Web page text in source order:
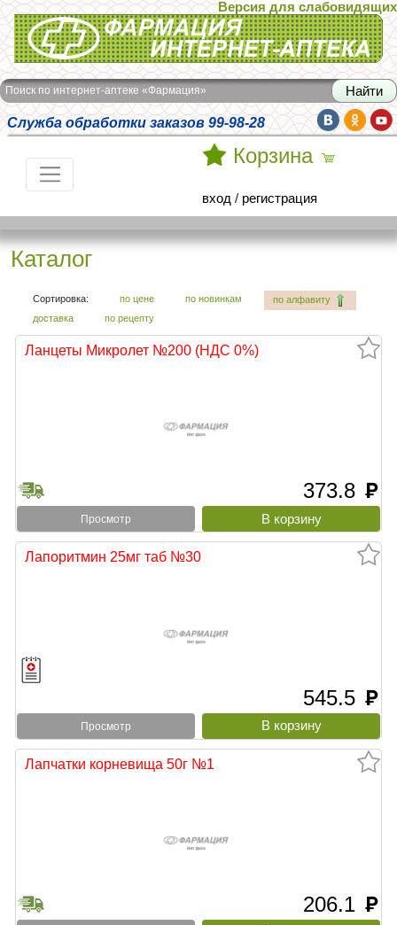
Интернет-аптека Фармация
Версия для слабовидящих
Поиск по интернет-аптеке «Фармация»
Служба обработки заказов 99-98-28
Корзина
вход / регистрация
Каталог
Сортировка: по цене по новинкам
по алфавиту
доставка
по рецепту
Ланцеты Микролет №200 (НДС 0%)
373.8 руб
Просмотр
Лапоритмин 25мг таб №30
545.5 руб
Просмотр
Лапчатки корневища 50г №1
206.1 руб